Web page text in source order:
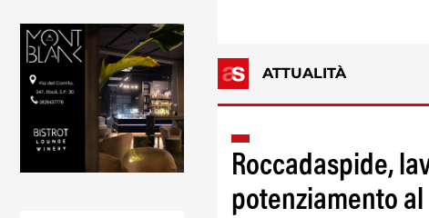
ATTUALITÀ
Roccadaspide,
potenziamento